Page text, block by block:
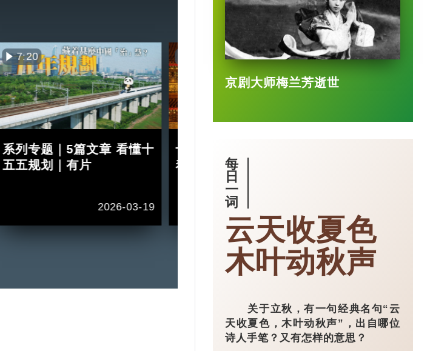
7:20
系列专题｜5篇文章 看懂十
五五规划｜有片
2026-03-19
十五五规划｜五年规划 藏
着什么中国“治”慧？
3:49
京剧大师梅兰芳逝世
每
日
一
词
云天收夏色
木叶动秋声
关于立秋，有一句经典名句“云
天收夏色，木叶动秋声”，出自哪位
诗人手笔？又有怎样的意思？